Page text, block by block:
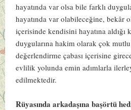
hayatında var olsa bile farklı
hayatında var olabileceğine, bekâr
içerisinde kendisini hayatına aldığı
duygularına hakim olarak çok
değerlendirme çabası içerisine
evlilik yolunda emin adımlarla
edilmektedir.
Rüyasında arkadaşına başörtü